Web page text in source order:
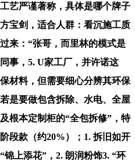
艺严谨著称，具体是哪个牌子
宝剑，适合人群：看沉施工质
来：“张哥，而里林的模式是
事，5. U家工厂，并许诺这
材料，但需要细心分辨其环保
是要做包含拆除、水电、全屋
根本定制柜的“全包拆修”，特
段款（约20%）；1. 拆旧如开
上添花”，2. 朗润粉饰3. “环